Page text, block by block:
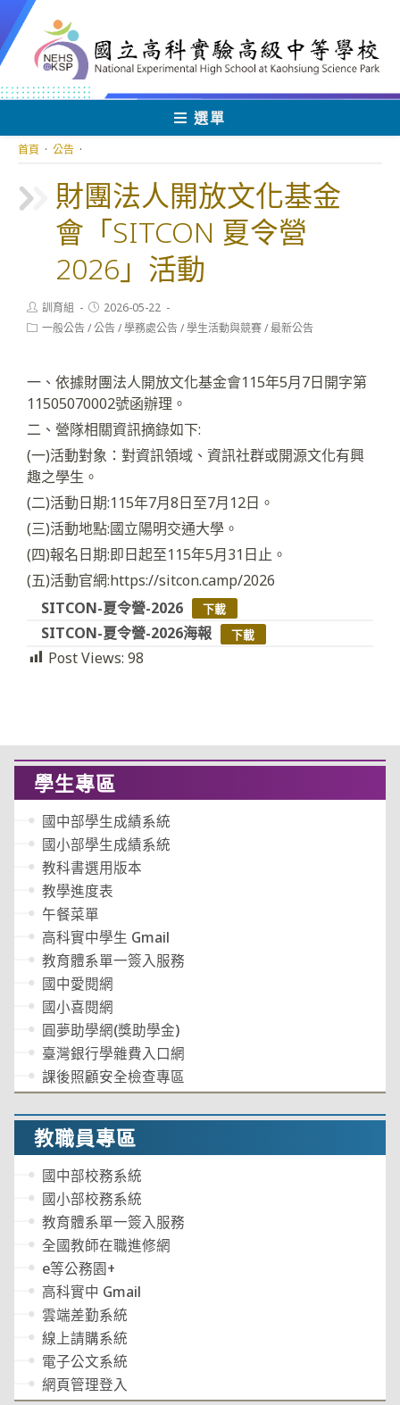
轉
至
要
容
選單
財團法人開放文化基金
會「SITCON 夏令營
2026」活動
首頁 · 公告 ·
Post
author:
訓育組
Post
published:
2026-05-22
Post一般公告/公告/學務處公告/學生活動與競賽/最新公告
一、依據財團法人開放文化基金會115年5月7日開字第
11505070002號函辦理。
二、營隊相關資訊摘錄如下:
(一)活動對象：對資訊領域、資訊社群或開源文化有興
趣之學生。
(二)活動日期:115年7月8日至7月12日。
(三)活動地點:國立陽明交通大學。
(四)報名日期:即日起至115年5月31日止。
(五)活動官網:https://sitcon.camp/2026
SITCON-夏令營-2026
下載
SITCON-夏令營-2026海報 下載
Post Views: 98
學生專區
國中部學生成績系統
國小部學生成績系統
教科書選用版本
教學進度表
午餐菜單
高科實中學生 Gmail
教育體系單一簽入服務
國中愛閱網
國小喜閱網
圓夢助學網(獎助學金)
臺灣銀行學雜費入口網
課後照顧安全檢查專區
教職員專區
國中部校務系統
國小部校務系統
教育體系單一簽入服務
全國教師在職進修網
e等公務園+
高科實中 Gmail
雲端差勤系統
線上請購系統
電子公文系統
網頁管理登入